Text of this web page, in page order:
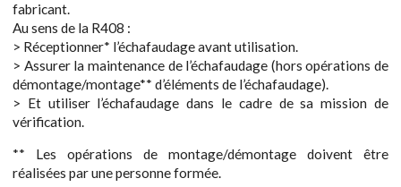
fabricant.
Au sens de la R408 :
> Réceptionner* l’échafaudage avant utilisation.
> Assurer la maintenance de l’échafaudage (hors opérations de
démontage/montage** d’éléments de l’échafaudage).
> Et utiliser l’échafaudage dans le cadre de sa mission de
vérification.
** Les opérations de montage/démontage doivent être
réalisées par une personne formée.